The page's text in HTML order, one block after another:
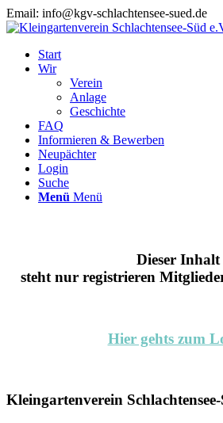
Email: info@kgv-schlachtensee-sued.de
Start
Wir
Verein
Anlage
Geschichte
FAQ
Informieren & Bewerben
Neupächter
Login
Suche
Menü Menü
Dieser Inhalt
steht nur registrieren
Hier gehts zum
Kleingartenverein